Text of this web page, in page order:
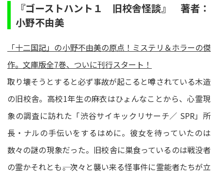
『ゴーストハント１ 旧校舎怪談』 著者：
小野不由美
「十二国記」の小野不由美の原点！ミステリ＆ホラーの傑
作。文庫版全7巻、ついに刊行スタート！
取り壊そうとすると必ず事故が起こると噂されている木造
の旧校舎。高校1年生の麻衣はひょんなことから、心霊現
象の調査に訪れた「渋谷サイキックリサーチ／ SPR」所
長・ナルの手伝いをするはめに。彼女を待っていたのは
数々の謎の現象だった。旧校舎に巣食っているのは戦没者
の霊かそれとも――。次々と襲い来る怪事件に霊能者たちが立